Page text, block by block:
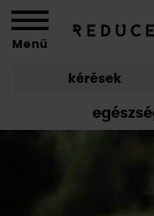
kérések
Menü